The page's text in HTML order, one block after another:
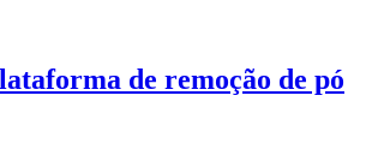
de remoção de pó